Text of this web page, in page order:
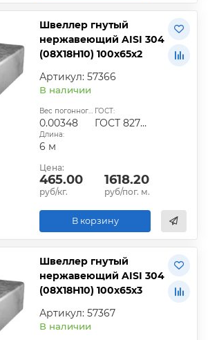
Швеллер гнутый
нержавеющий AISI 304
(08Х18Н10) 100х65х2
Артикул: 57366
В наличии
Вес погонного метра, т.:
0.00348
ГОСТ:
ГОСТ 8278-83
Длина:
6 м
Цена:
465.00
руб/кг.
1618.20
руб/пог. м.
В корзину
Швеллер гнутый
нержавеющий AISI 304
(08Х18Н10) 100х65х3
Артикул: 57367
В наличии